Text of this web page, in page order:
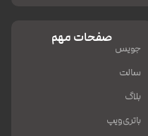
صفحات مهم
جویس
سالت
بلاگ
باتری ویپ